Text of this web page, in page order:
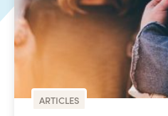
ARTICLES